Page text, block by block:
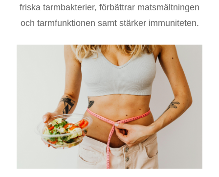
friska tarmbakterier, förbättrar matsmältningen
och tarmfunktionen samt stärker immuniteten.